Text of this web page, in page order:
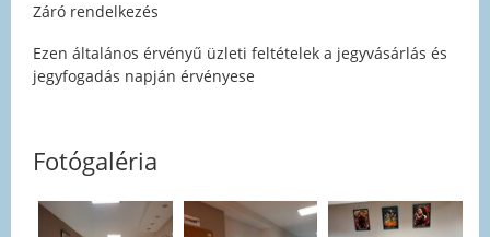
Záró rendelkezés
Ezen általános érvényű üzleti feltételek a jegyvásárlás és
jegyfogadás napján érvényese
Fotógaléria